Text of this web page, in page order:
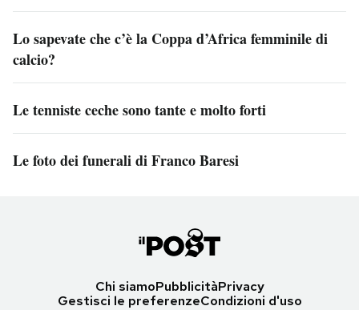
Lo sapevate che c’è la Coppa d’Africa femminile di
calcio?
Le tenniste ceche sono tante e molto forti
Le foto dei funerali di Franco Baresi
Chi siamoPubblicitàPrivacy
Gestisci le preferenzeCondizioni d'uso